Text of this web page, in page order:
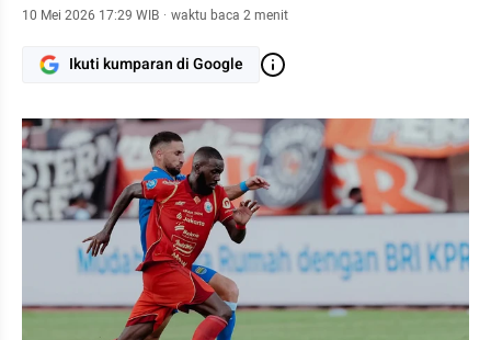
10 Mei 2026 17:29 WIB · waktu baca 2 menit
Ikuti kumparan di Google